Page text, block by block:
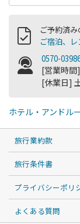
ご予約済
ご宿泊、
0570-
[営業時間
[休業日]
ホテル・アンドル
旅行業約款
旅行条件書
プライバシーポリ
よくある質問